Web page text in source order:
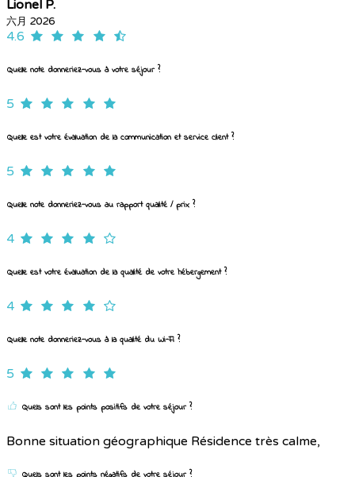
Lionel P.
六月 2026
4.6
Quelle note donneriez-vous à votre séjour ?
5
Quelle est votre évaluation de la communication et service client ?
5
Quelle note donneriez-vous au rapport qualité / prix ?
4
Quelle est votre évaluation de la qualité de votre hébergement ?
4
Quelle note donneriez-vous à la qualité du Wi-Fi ?
5
Quels sont les points positifs de votre séjour ?
Bonne situation géographique Résidence très calme,